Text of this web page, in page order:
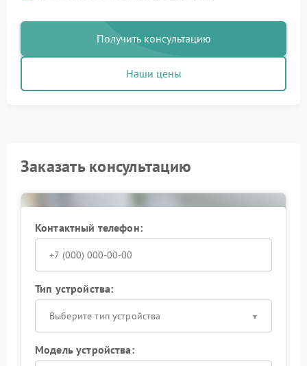
Получить консультацию
Наши цены
Заказать консультацию
Контактный телефон:
Тип устройства:
Выберите тип устройства
Модель устройства: